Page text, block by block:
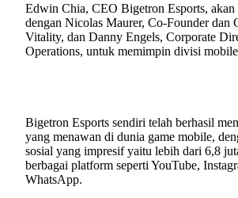
Edwin Chia, CEO Bigetron Esports, akan
dengan Nicolas Maurer, Co-Founder dan
Vitality, dan Danny Engels, Corporate
Operations, untuk memimpin divisi
Bigetron Esports sendiri telah berhasil
yang menawan di dunia game mobile,
sosial yang impresif yaitu lebih dari 6,8
berbagai platform seperti YouTube,
WhatsApp.